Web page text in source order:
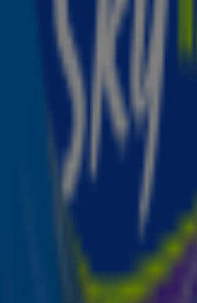
uitzendt. De hitlijst van de non-stop
de beste lovesongs van
waaronder Ed Sheeran en P!NK, én
zoals Davina Michelle en Nielson. De
vandaag van 09.00 uur tot 17.00 uur
Ontvang onze
Meld je aan voor de nieuwsbrief van
de hoogte van alle leuke winacties
over je favoriete Sky-artiesten.
Meld je aan voor onze wekelijkse
het laatste nieuws en aanbiedingen
samenwerking met onze partners
op ieder moment afmelden. Zie
privacyverklaring
Online radio luisteren naar Sky Radio